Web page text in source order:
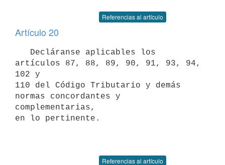
Referencias al artículo
Artículo 20
artículos 87, 88, 89, 90, 91, 93, 94,
102 y
110 del Código Tributario y demás
normas concordantes y
complementarias,
en lo pertinente.
Referencias al artículo